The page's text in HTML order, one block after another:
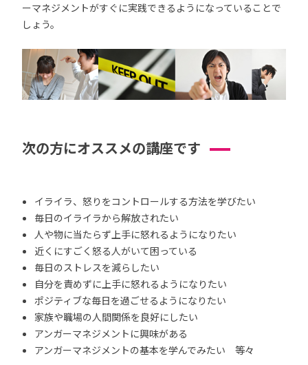
ーマネジメントがすぐに実践できるようになっていることで
しょう。
次の方にオススメの講座です
イライラ、怒りをコントロールする方法を学びたい
毎日のイライラから解放されたい
人や物に当たらず上手に怒れるようになりたい
近くにすごく怒る人がいて困っている
毎日のストレスを減らしたい
自分を責めずに上手に怒れるようになりたい
ポジティブな毎日を過ごせるようになりたい
家族や職場の人間関係を良好にしたい
アンガーマネジメントに興味がある
アンガーマネジメントの基本を学んでみたい 等々